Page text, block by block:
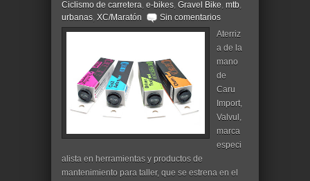
Ciclismo de carretera, e-bikes, Gravel Bike, mtb,
urbanas, XC/Maratón
Sin comentarios
Aterriz
a de la
mano
de
Caru
Import,
Valvul,
marca
especi
alista en herramientas y productos de
mantenimiento para taller, que se estrena en el